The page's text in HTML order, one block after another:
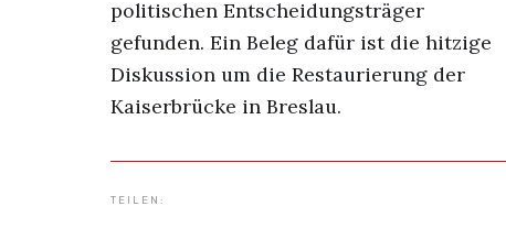
politischen Entscheidungsträger
gefunden. Ein Beleg dafür ist die hitzige
Diskussion um die Restaurierung der
Kaiserbrücke in Breslau.
TEILEN: